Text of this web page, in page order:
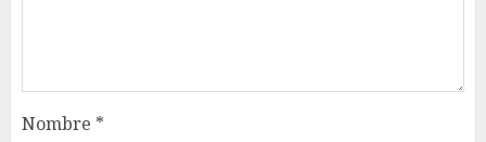
Nombre *